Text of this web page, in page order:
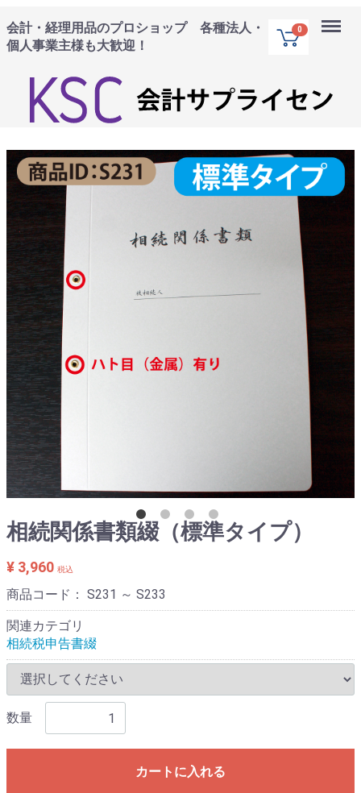
会計・経理用品のプロショップ 各種法人・
個人事業主様も大歓迎！
0
相続関係書類綴（標準タイプ）
¥ 3,960 税込
商品コード： S231 ～ S233
関連カテゴリ
相続税申告書綴
数量
カートに入れる